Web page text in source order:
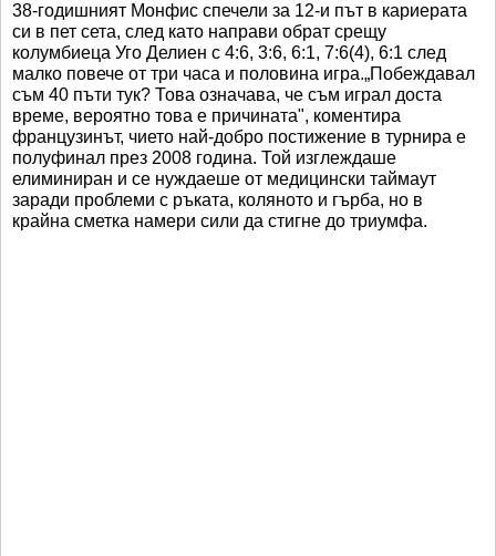
38-годишният Монфис спечели за 12-и път в кариерата
си в пет сета, след като направи обрат срещу
колумбиеца Уго Делиен с 4:6, 3:6, 6:1, 7:6(4), 6:1 след
малко повече от три часа и половина игра.„Побеждавал
съм 40 пъти тук? Това означава, че съм играл доста
време, вероятно това е причината", коментира
французинът, чието най-добро постижение в турнира е
полуфинал през 2008 година. Той изглеждаше
елиминиран и се нуждаеше от медицински таймаут
заради проблеми с ръката, коляното и гърба, но в
крайна сметка намери сили да стигне до триумфа.